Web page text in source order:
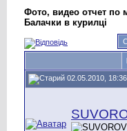
Фото, видео отчет по
Балачки в курилці
02.05.2010, 18:36